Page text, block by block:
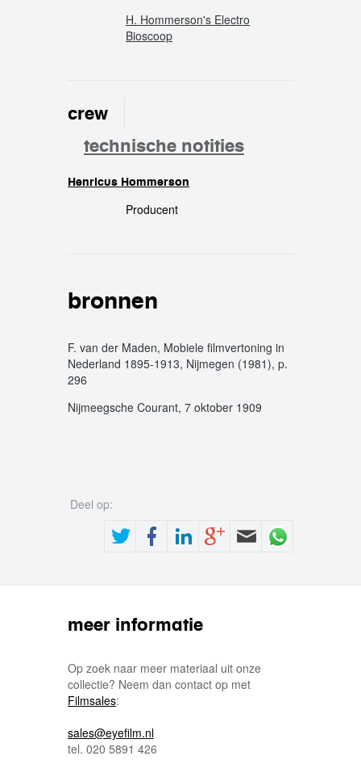
H. Hommerson's Electro
Bioscoop
crew
technische notities
Henricus Hommerson
Producent
bronnen
F. van der Maden, Mobiele filmvertoning in
Nederland 1895-1913, Nijmegen (1981), p.
296
Nijmeegsche Courant, 7 oktober 1909
Deel op:
meer informatie
Op zoek naar meer materiaal uit onze
collectie? Neem dan contact op met
Filmsales:
sales@eyefilm.nl
tel. 020 5891 426